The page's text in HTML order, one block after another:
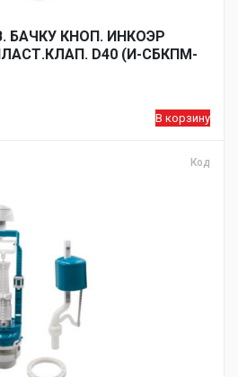
БАЧКУ КНОП. ИНКОЭР
D40 (И-СБКПМ-
В корзину
Код